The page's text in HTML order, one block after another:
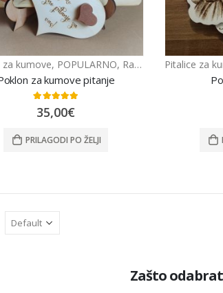
za kumove, POPULARNO, Razno
za kumove pitanje
5.00 out of 5
35,00€
PRILAGODI PO ŽELJI
Pitalice za
Zašto